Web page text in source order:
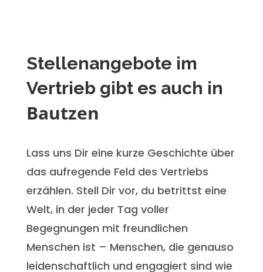
Stellenangebote im
Vertrieb gibt es auch in
Bautzen
Lass uns Dir eine kurze Geschichte über
das aufregende Feld des Vertriebs
erzählen. Stell Dir vor, du betrittst eine
Welt, in der jeder Tag voller
Begegnungen mit freundlichen
Menschen ist – Menschen, die genauso
leidenschaftlich und engagiert sind wie